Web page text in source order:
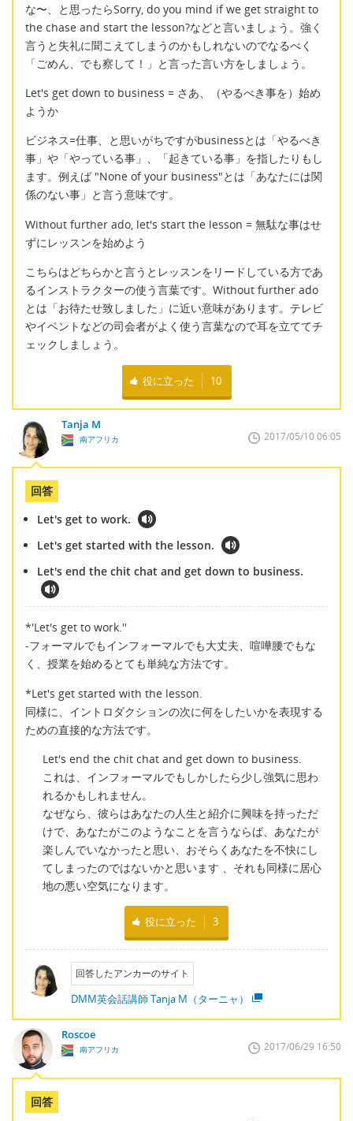
な〜、と思ったらSorry, do you mind if we get straight to
the chase and start the lesson?などと言いましょう。強く
言うと失礼に聞こえてしまうのかもしれないのでなるべく
「ごめん、でも察して！」と言った言い方をしましょう。
Let's get down to business = さあ、（やるべき事を）始め
ようか
ビジネス=仕事、と思いがちですがbusinessとは「やるべき
事」や「やっている事」、「起きている事」を指したりもし
ます。例えば "None of your business"とは「あなたには関
係のない事」と言う意味です。
Without further ado, let's start the lesson = 無駄な事はせ
ずにレッスンを始めよう
こちらはどちらかと言うとレッスンをリードしている方であ
るインストラクターの使う言葉です。Without further ado
とは「お待たせ致しました」に近い意味があります。テレビ
やイベントなどの司会者がよく使う言葉なので耳を立ててチ
ェックしましょう。
役に立った 10
Tanja M
南アフリカ 2017/05/10 06:05
回答
Let's get to work.
Let's get started with the lesson.
Let's end the chit chat and get down to business.
*'Let's get to work.''
-フォーマルでもインフォーマルでも大丈夫、喧嘩腰でもな
く、授業を始めるとても単純な方法です。
*Let's get started with the lesson.
同様に、イントロダクションの次に何をしたいかを表現する
ための直接的な方法です。
Let's end the chit chat and get down to business.
これは、インフォーマルでもしかしたら少し強気に思わ
れるかもしれません。
なぜなら、彼らはあなたの人生と紹介に興味を持っただ
けで、あなたがこのようなことを言うならば、あなたが
楽しんでいなかったと思い、おそらくあなたを不快にし
てしまったのではないかと思います 、それも同様に居心
地の悪い空気になります。
役に立った 3
回答したアンカーのサイト
DMM英会話講師 Tanja M（ターニャ）
Roscoe
南アフリカ 2017/06/29 16:50
回答